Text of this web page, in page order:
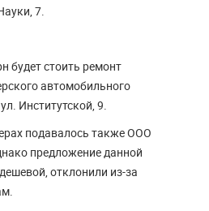
7.
будет стоить ремонт
автомобильного
Институтской, 9.
подавалось также ООО
предложение данной
отклонили из-за